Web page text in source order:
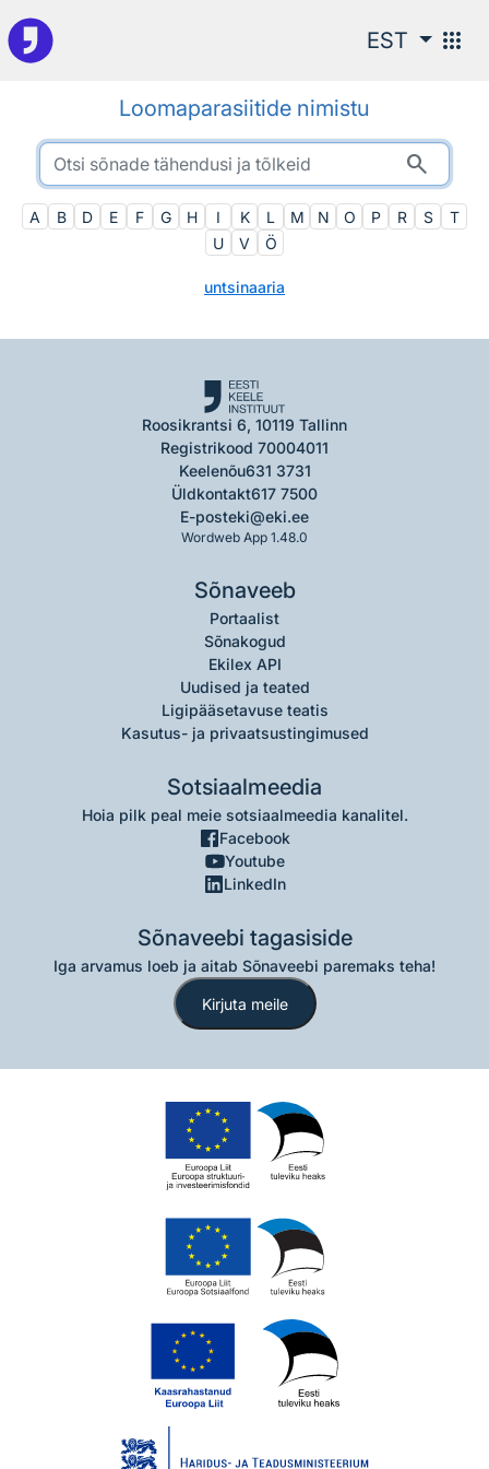
Otsingu juurde
EST apps
Loomaparasiitide nimistu
search
A B D E F G H I K L M N O P R S
T
U
V Ö
untsinaaria
Roosikrantsi 6, 10119 Tallinn
Registrikood 70004011
Keelenõu631 3731
Üldkontakt617 7500
E-posteki@eki.ee
Wordweb App 1.48.0
Sõnaveeb
Portaalist
Sõnakogud
Ekilex API
Uudised ja teated
Ligipääsetavuse teatis
Kasutus- ja privaatsustingimused
Sotsiaalmeedia
Hoia pilk peal meie sotsiaalmeedia kanalitel.
Facebook
Youtube
LinkedIn
Sõnaveebi tagasiside
Iga arvamus loeb ja aitab Sõnaveebi paremaks teha!
Kirjuta meile